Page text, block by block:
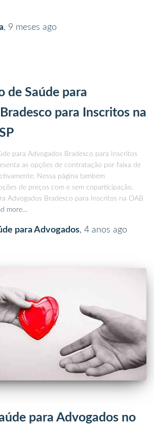
, 9 meses ago
de Saúde para
para Inscritos na
para Advogados Bradesco para Inscritos
as opções de contratação por faixa de
Nessa página também
de preços com e sem coparticipação.
Advogados Bradesco para Inscritos na OAB
more…
para Advogados, 4 anos ago
para Advogados no